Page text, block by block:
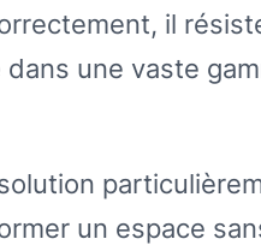
il
dans une vaste
un espace